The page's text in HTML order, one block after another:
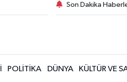
Son Dakika
POLİTİKA DÜNYA KÜLTÜR VE